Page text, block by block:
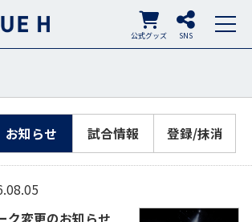
SNS
公式グッズ
お知らせ 試合情報 登録/抹消